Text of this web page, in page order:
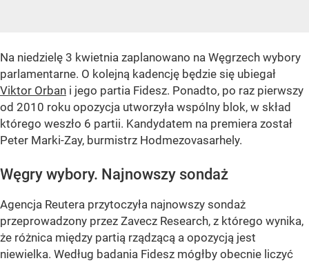
Na niedzielę 3 kwietnia zaplanowano na Węgrzech wybory
parlamentarne. O kolejną kadencję będzie się ubiegał
Viktor Orban i jego partia Fidesz. Ponadto, po raz pierwszy
od 2010 roku opozycja utworzyła wspólny blok, w skład
którego weszło 6 partii. Kandydatem na premiera został
Peter Marki-Zay, burmistrz Hodmezovasarhely.
Węgry wybory. Najnowszy sondaż
Agencja Reutera przytoczyła najnowszy sondaż
przeprowadzony przez Zavecz Research, z którego wynika,
że różnica między partią rządzącą a opozycją jest
niewielka. Według badania Fidesz mógłby obecnie liczyć